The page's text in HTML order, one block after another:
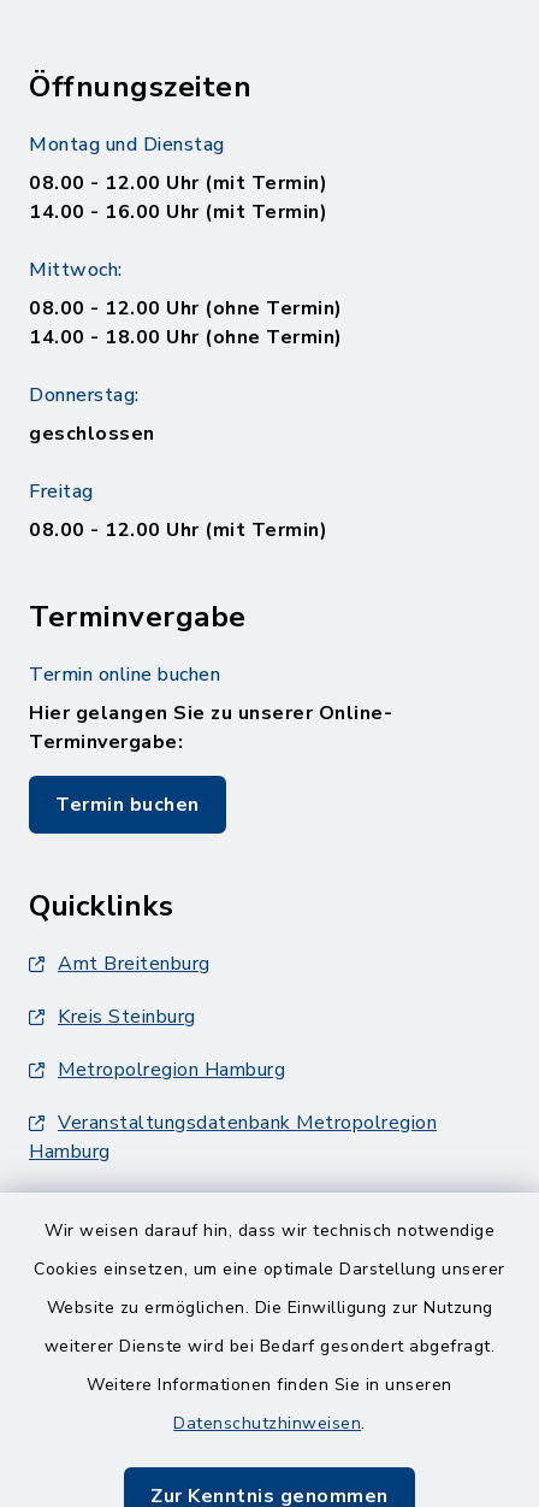
Wir weisen darauf hin, dass wir technisch notwendige
Cookies einsetzen, um eine optimale Darstellung unserer
Website zu ermöglichen. Die Einwilligung zur Nutzung
weiterer Dienste wird bei Bedarf gesondert abgefragt.
Weitere Informationen finden Sie in unseren
Datenschutzhinweisen.
Zur Kenntnis genommen
Öffnungszeiten
Montag und Dienstag
08.00 - 12.00 Uhr (mit Termin)
14.00 - 16.00 Uhr (mit Termin)
Mittwoch:
08.00 - 12.00 Uhr (ohne Termin)
14.00 - 18.00 Uhr (ohne Termin)
Donnerstag:
geschlossen
Freitag
08.00 - 12.00 Uhr (mit Termin)
Terminvergabe
Termin online buchen
Hier gelangen Sie zu unserer Online-
Terminvergabe:
Termin buchen
Quicklinks
Amt Breitenburg
Kreis Steinburg
Metropolregion Hamburg
Veranstaltungsdatenbank Metropolregion
Hamburg
Barrierefreiheit